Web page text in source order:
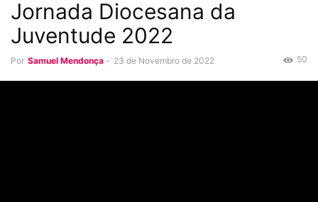
Jornada Diocesana da
Juventude 2022
Por Samuel Mendonça - 23 de Novembro de 2022 50